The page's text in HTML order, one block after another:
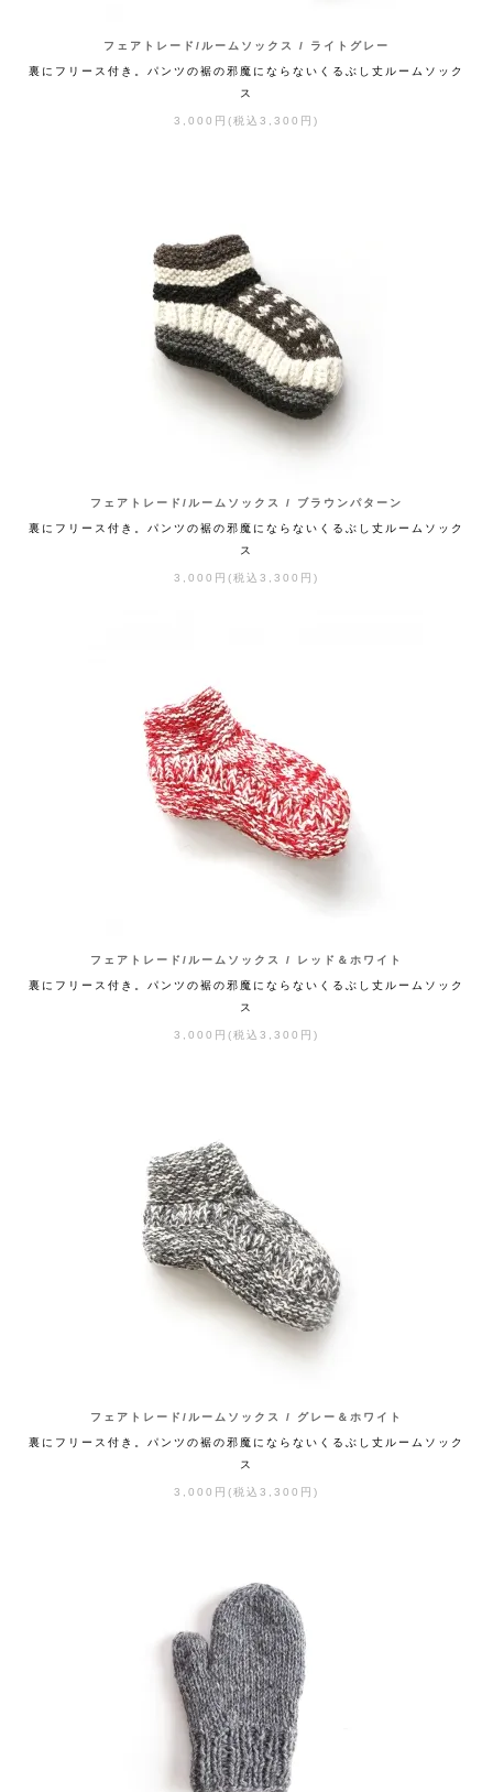
フェアトレード/ルームソックス / ライトグレー
裏にフリース付き。パンツの裾の邪魔にならないくるぶし丈ルームソック
ス
3,000円(税込3,300円)
フェアトレード/ルームソックス / ブラウンパターン
裏にフリース付き。パンツの裾の邪魔にならないくるぶし丈ルームソック
ス
3,000円(税込3,300円)
フェアトレード/ルームソックス / レッド＆ホワイト
裏にフリース付き。パンツの裾の邪魔にならないくるぶし丈ルームソック
ス
3,000円(税込3,300円)
フェアトレード/ルームソックス / グレー＆ホワイト
裏にフリース付き。パンツの裾の邪魔にならないくるぶし丈ルームソック
ス
3,000円(税込3,300円)